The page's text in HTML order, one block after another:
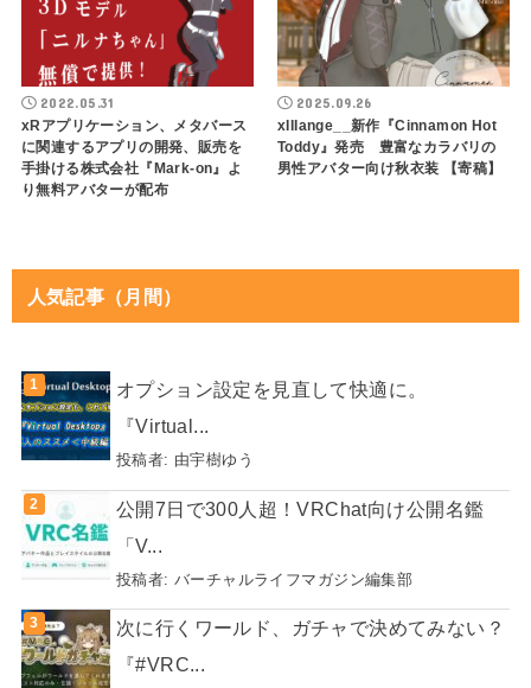
2022.05.31
xRアプリケーション、メタバース
に関連するアプリの開発、販売を
手掛ける株式会社『Mark-on』よ
り無料アバターが配布
2025.09.26
xIIIange__新作『Cinnamon Hot
Toddy』発売 豊富なカラバリの
男性アバター向け秋衣装 【寄稿】
人気記事（月間）
オプション設定を見直して快適に。
『Virtual...
投稿者: 由宇樹ゆう
公開7日で300人超！VRChat向け公開名鑑
「V...
投稿者: バーチャルライフマガジン編集部
次に行くワールド、ガチャで決めてみない？
『#VRC...